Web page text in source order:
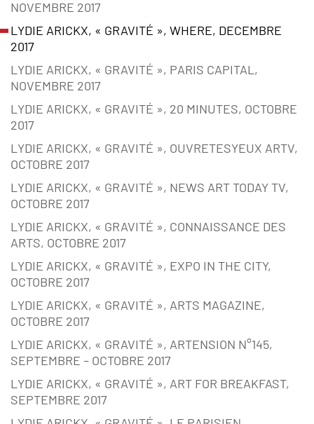
NOVEMBRE 2017
LYDIE ARICKX, « GRAVITÉ », WHERE, DECEMBRE
2017
LYDIE ARICKX, « GRAVITÉ », PARIS CAPITAL,
NOVEMBRE 2017
LYDIE ARICKX, « GRAVITÉ », 20 MINUTES, OCTOBRE
2017
LYDIE ARICKX, « GRAVITÉ », OUVRETESYEUX ARTV,
OCTOBRE 2017
LYDIE ARICKX, « GRAVITÉ », NEWS ART TODAY TV,
OCTOBRE 2017
LYDIE ARICKX, « GRAVITÉ », CONNAISSANCE DES
ARTS, OCTOBRE 2017
LYDIE ARICKX, « GRAVITÉ », EXPO IN THE CITY,
OCTOBRE 2017
LYDIE ARICKX, « GRAVITÉ », ARTS MAGAZINE,
OCTOBRE 2017
LYDIE ARICKX, « GRAVITÉ », ARTENSION N°145,
SEPTEMBRE – OCTOBRE 2017
LYDIE ARICKX, « GRAVITÉ », ART FOR BREAKFAST,
SEPTEMBRE 2017